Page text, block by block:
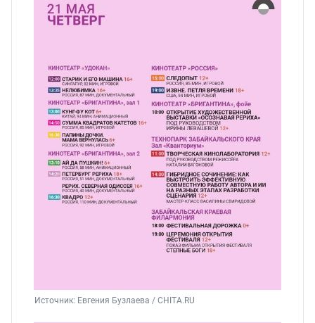
Источник: Евгения Бузлаева / CHITA.RU